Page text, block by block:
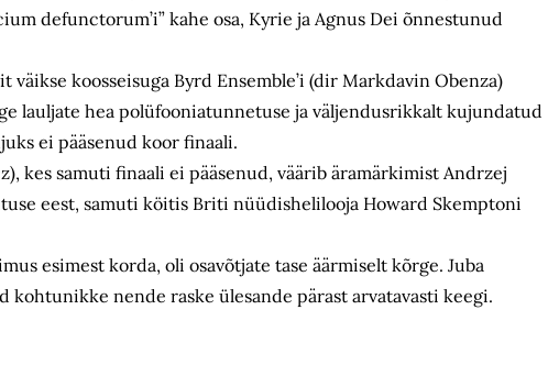
defunctorum’i” kahe osa, Kyrie ja Agnus Dei õnnestunud
koosseisuga Byrd Ensemble’i (dir Markdavin Obenza)
lauljate hea polüfooniatunnetuse ja väljendusrikkalt kujundatud
ei pääsenud koor finaali.
kes samuti finaali ei pääsenud, väärib äramärkimist Andrzej
eest, samuti köitis Briti nüüdishelilooja Howard Skemptoni
esimest korda, oli osavõtjate tase äärmiselt kõrge. Juba
kohtunikke nende raske ülesande pärast arvatavasti keegi.